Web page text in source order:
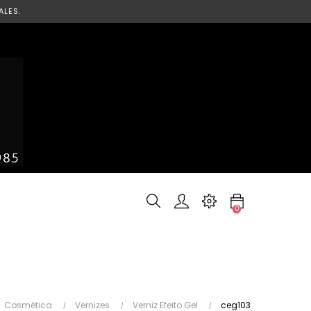
0
Cosmética Vernizes Verniz Efeito Gel ceg103